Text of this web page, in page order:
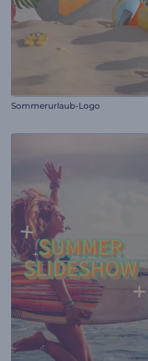
Sommerurlaub-Logo